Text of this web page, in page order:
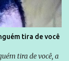
tira de você
tira de você, a